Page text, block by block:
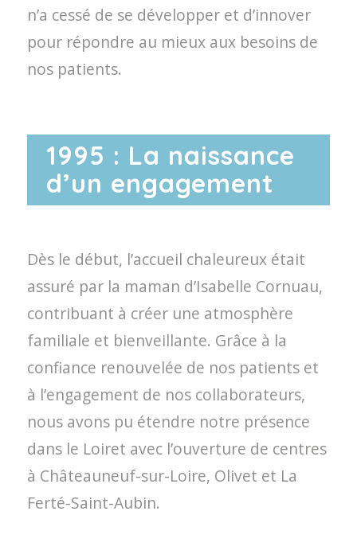
n’a cessé de se développer et d’innover
pour répondre au mieux aux besoins de
nos patients.
1995 : La naissance
d’un engagement
Dès le début, l’accueil chaleureux était
assuré par la maman d’Isabelle Cornuau,
contribuant à créer une atmosphère
familiale et bienveillante. Grâce à la
confiance renouvelée de nos patients et
à l’engagement de nos collaborateurs,
nous avons pu étendre notre présence
dans le Loiret avec l’ouverture de centres
à Châteauneuf-sur-Loire, Olivet et La
Ferté-Saint-Aubin.